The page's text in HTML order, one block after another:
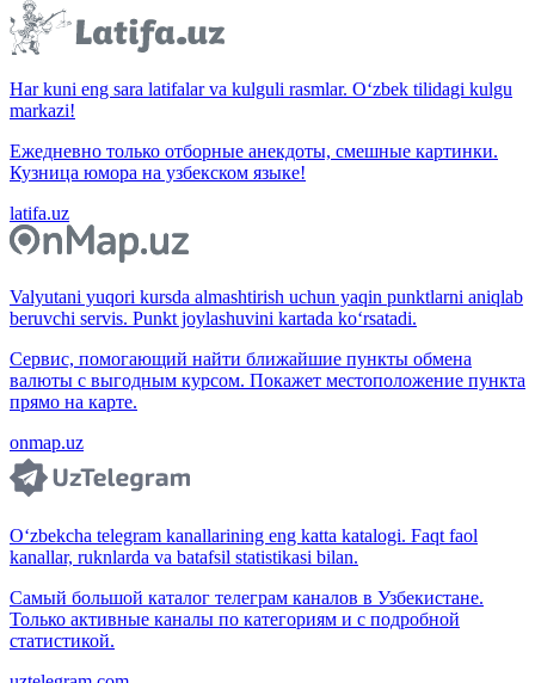
Har kuni eng sara latifalar va kulguli rasmlar. O‘zbek tilidagi kulgu
markazi!
Ежедневно только отборные анекдоты, смешные картинки.
Кузница юмора на узбекском языке!
latifa.uz
Valyutani yuqori kursda almashtirish uchun yaqin punktlarni aniqlab
beruvchi servis. Punkt joylashuvini kartada ko‘rsatadi.
Сервис, помогающий найти ближайшие пункты обмена
валюты с выгодным курсом. Покажет местоположение пункта
прямо на карте.
onmap.uz
O‘zbekcha telegram kanallarining eng katta katalogi. Faqt faol
kanallar, ruknlarda va batafsil statistikasi bilan.
Самый большой каталог телеграм каналов в Узбекистане.
Только активные каналы по категориям и с подробной
статистикой.